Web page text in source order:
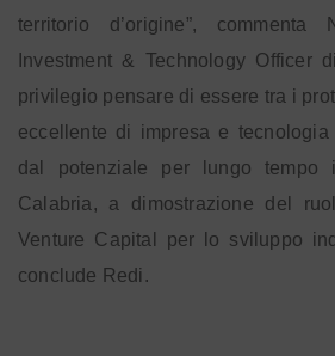
territorio d’origine”,
Investment & Technology Officer
privilegio pensare di essere tra i
eccellente di impresa e
dal potenziale per lungo tempo
Calabria, a dimostrazione del
Venture Capital per lo sviluppo
conclude Redi.